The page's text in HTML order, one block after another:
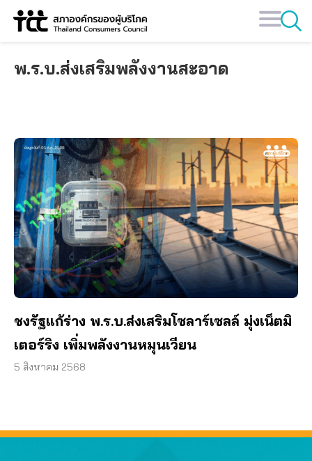
Skip
พ.ร.บ.ส่งเสริมพลังงานสะอาด
ชงรัฐแก้ร่าง พ.ร.บ.ส่งเสริมโซลาร์เซลล์ มุ่งเน็ตมิ
เตอร์ริง เพิ่มพลังงานหมุนเวียน
5 สิงหาคม 2568